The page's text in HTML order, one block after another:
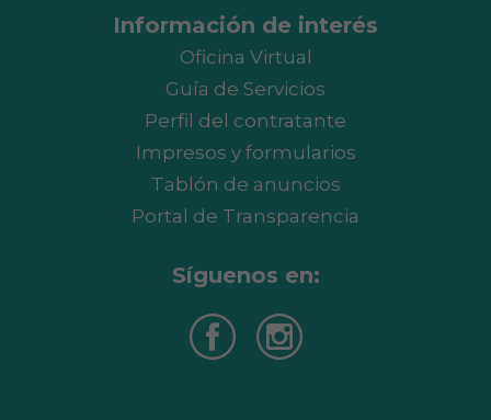
Información de interés
Oficina Virtual
Guía de Servicios
Perfil del contratante
Impresos y formularios
Tablón de anuncios
Portal de Transparencia
Síguenos en: